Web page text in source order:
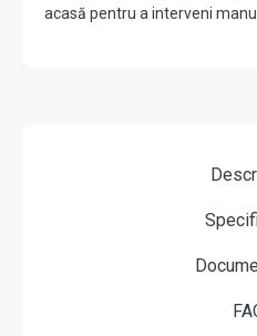
acasă pentru a interveni